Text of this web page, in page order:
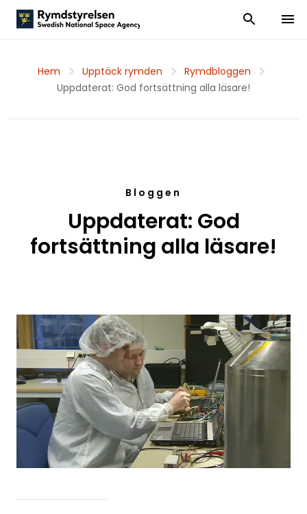
Visa och dölj
Visa
Hem Upptäck rymden
Rymdbloggen
Uppdaterat: God fortsättning alla läsare!
Bloggen
Uppdaterat: God
fortsättning alla läsare!